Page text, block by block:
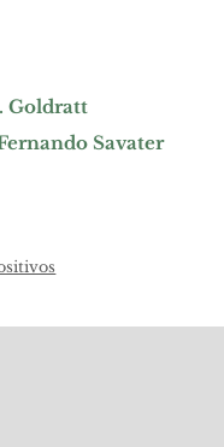
Goldratt
Savater